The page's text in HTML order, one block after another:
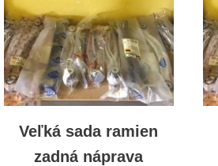
Veľká sada ramien
zadná náprava